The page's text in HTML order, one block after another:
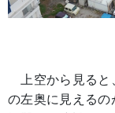
上空から見ると
の左奥に見える